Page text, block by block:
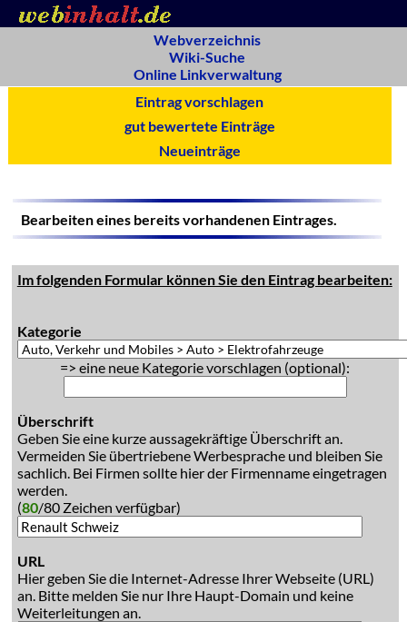
Webverzeichnis
Wiki-Suche
Online Linkverwaltung
Eintrag vorschlagen
gut bewertete Einträge
Neueinträge
Bearbeiten eines bereits vorhandenen Eintrages.
Im folgenden Formular können Sie den Eintrag bearbeiten:
Kategorie
=> eine neue Kategorie vorschlagen (optional):
Überschrift
Geben Sie eine kurze aussagekräftige Überschrift an.
Vermeiden Sie übertriebene Werbesprache und bleiben Sie
sachlich. Bei Firmen sollte hier der Firmenname eingetragen
werden.
(80/80 Zeichen verfügbar)
URL
Hier geben Sie die Internet-Adresse Ihrer Webseite (URL)
an. Bitte melden Sie nur Ihre Haupt-Domain und keine
Weiterleitungen an.